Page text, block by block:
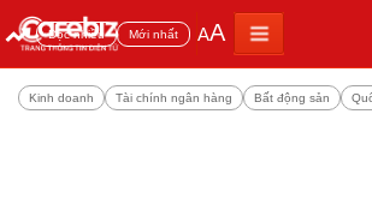
Đọc nhiều Mới nhất AA
Kinh doanh Tài chính ngân hàng Bất động sản